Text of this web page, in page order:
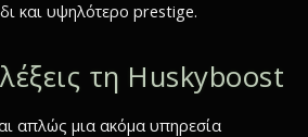
και υψηλότερο prestige.
τη Huskyboost
απλώς μια ακόμα υπηρεσία